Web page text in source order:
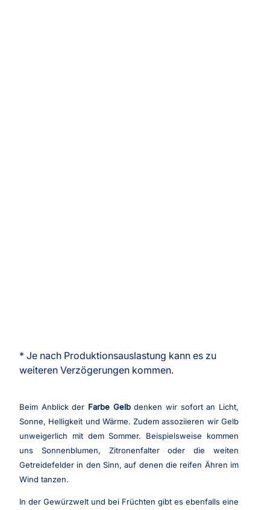
* Je nach Produktionsauslastung kann es zu
weiteren Verzögerungen kommen.
Beim Anblick der Farbe Gelbdenken wir sofort an Licht,
Sonne, Helligkeit und Wärme. Zudem assoziieren wir Gelb
unweigerlich mit dem Sommer. Beispielsweise kommen
uns Sonnenblumen, Zitronenfalter oder die weiten
Getreidefelder in den Sinn, auf denen die reifen Ähren im
Wind tanzen.
In der Gewürzwelt und bei Früchten gibt es ebenfalls eine